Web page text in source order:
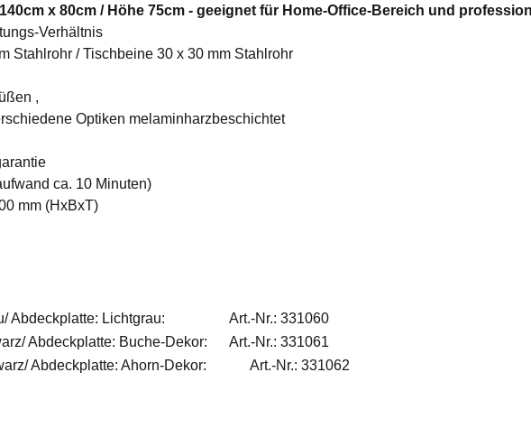
x 80cm / Höhe 75cm - geeignet für Home-Office-Bereich und
Verhältnis
Stahlrohr / Tischbeine 30 x 30 mm Stahlrohr
,
Optiken melaminharzbeschichtet
ca. 10 Minuten)
mm (HxBxT)
Abdeckplatte: Lichtgrau:
Art.-Nr.: 331060
Abdeckplatte: Buche-Dekor:
Art.-Nr.: 331061
Abdeckplatte: Ahorn-Dekor:
Art.-Nr.: 331062